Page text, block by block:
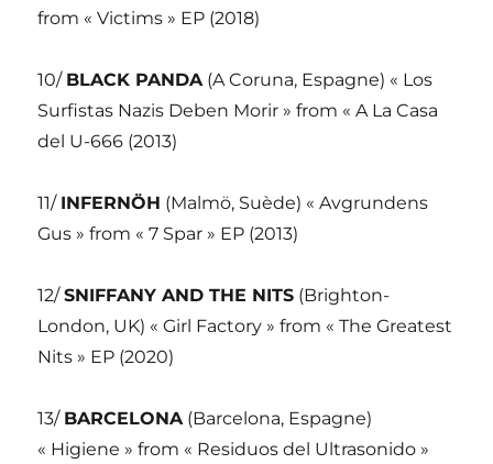
from « Victims » EP (2018)
10/ BLACK PANDA(A Coruna, Espagne) « Los
Surfistas Nazis Deben Morir » from « A La Casa
del U-666 (2013)
11/ INFERNÖH (Malmö, Suède) « Avgrundens
Gus » from « 7 Spar » EP (2013)
12/SNIFFANY AND THE NITS (Brighton-
London, UK) « Girl Factory » from « The Greatest
Nits » EP (2020)
13/ BARCELONA(Barcelona, Espagne)
« Higiene » from « Residuos del Ultrasonido »